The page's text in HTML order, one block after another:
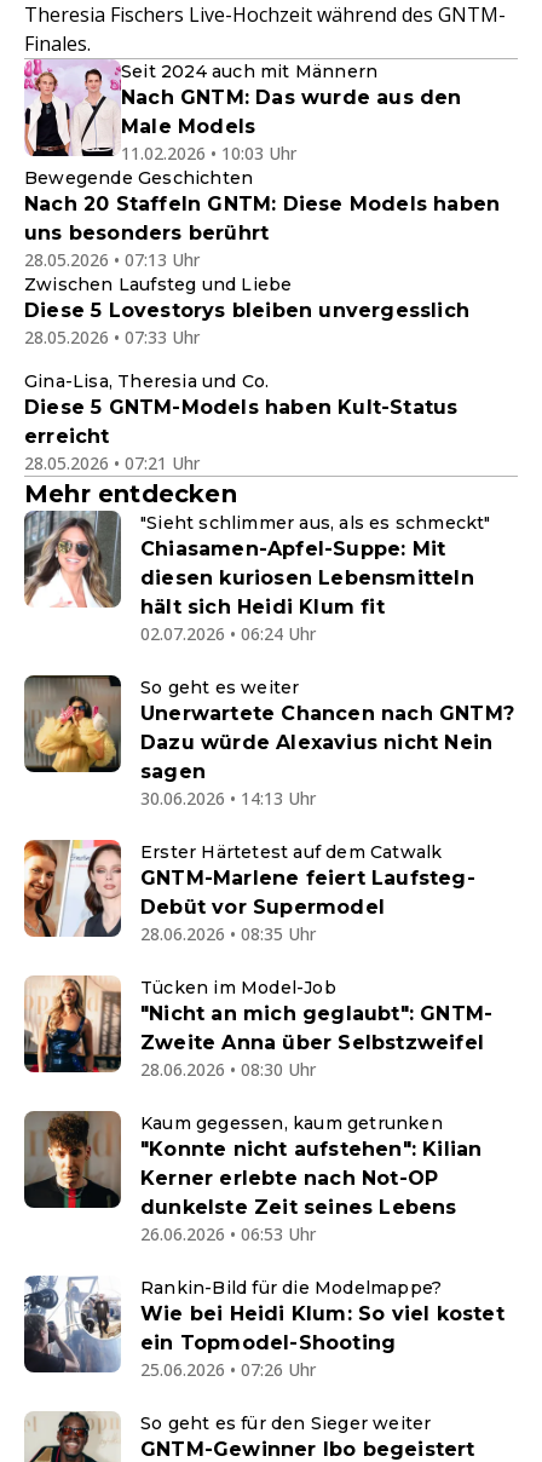
Theresia Fischers Live-Hochzeit während des GNTM-
Finales.
Seit 2024 auch mit Männern
Nach GNTM: Das wurde aus den
Male Models
11.02.2026 • 10:03 Uhr
Bewegende Geschichten
Nach 20 Staffeln GNTM: Diese Models haben
uns besonders berührt
28.05.2026 • 07:13 Uhr
Zwischen Laufsteg und Liebe
Diese 5 Lovestorys bleiben unvergesslich
28.05.2026 • 07:33 Uhr
Gina-Lisa, Theresia und Co.
Diese 5 GNTM-Models haben Kult-Status
erreicht
28.05.2026 • 07:21 Uhr
Mehr entdecken
"Sieht schlimmer aus, als es schmeckt"
Chiasamen-Apfel-Suppe: Mit
diesen kuriosen Lebensmitteln
hält sich Heidi Klum fit
02.07.2026 • 06:24 Uhr
So geht es weiter
Unerwartete Chancen nach GNTM?
Dazu würde Alexavius nicht Nein
sagen
30.06.2026 • 14:13 Uhr
Erster Härtetest auf dem Catwalk
GNTM-Marlene feiert Laufsteg-
Debüt vor Supermodel
28.06.2026 • 08:35 Uhr
Tücken im Model-Job
"Nicht an mich geglaubt": GNTM-
Zweite Anna über Selbstzweifel
28.06.2026 • 08:30 Uhr
Kaum gegessen, kaum getrunken
"Konnte nicht aufstehen": Kilian
Kerner erlebte nach Not-OP
dunkelste Zeit seines Lebens
26.06.2026 • 06:53 Uhr
Rankin-Bild für die Modelmappe?
Wie bei Heidi Klum: So viel kostet
ein Topmodel-Shooting
25.06.2026 • 07:26 Uhr
So geht es für den Sieger weiter
GNTM-Gewinner Ibo begeistert